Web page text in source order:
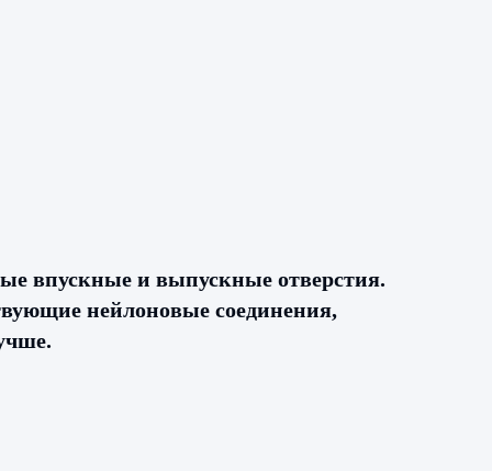
впускные и выпускные отверстия.
нейлоновые соединения,